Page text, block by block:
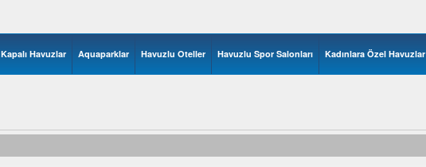
Kapalı Havuzlar Aquaparklar Havuzlu Oteller Havuzlu Spor Salonları Kadınlara Özel Havuzlar